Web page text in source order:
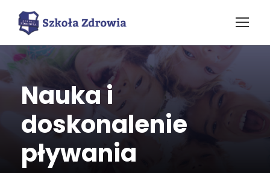
Nauka i
doskonalenie
pływania